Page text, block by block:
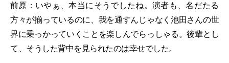
前原：いやぁ、本当にそうでしたね。演者も、名だたる
方々が揃っているのに、我を通すんじゃなく池田さんの世
界に乗っかっていくことを楽しんでらっしゃる。後輩とし
て、そうした背中を見られたのは幸せでした。